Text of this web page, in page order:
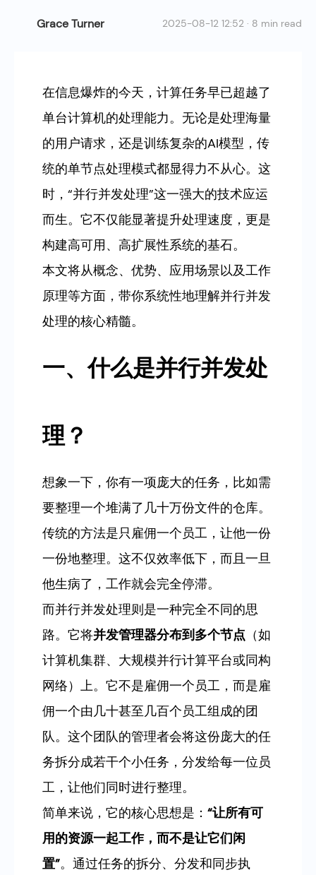
Grace Turner 2025-08-12 12:52 · 8 min read
在信息爆炸的今天，计算任务早已超越了
单台计算机的处理能力。无论是处理海量
的用户请求，还是训练复杂的AI模型，传
统的单节点处理模式都显得力不从心。这
时，“并行并发处理”这一强大的技术应运
而生。它不仅能显著提升处理速度，更是
构建高可用、高扩展性系统的基石。
本文将从概念、优势、应用场景以及工作
原理等方面，带你系统性地理解并行并发
处理的核心精髓。
一、什么是并行并发处
理？
想象一下，你有一项庞大的任务，比如需
要整理一个堆满了几十万份文件的仓库。
传统的方法是只雇佣一个员工，让他一份
一份地整理。这不仅效率低下，而且一旦
他生病了，工作就会完全停滞。
而并行并发处理则是一种完全不同的思
路。它将并发管理器分布到多个节点 （如
计算机集群、大规模并行计算平台或同构
网络）上。它不是雇佣一个员工，而是雇
佣一个由几十甚至几百个员工组成的团
队。这个团队的管理者会将这份庞大的任
务拆分成若干个小任务，分发给每一位员
工，让他们同时进行整理。
简单来说，它的核心思想是： “让所有可
用的资源一起工作，而不是让它们闲
置”。通过任务的拆分、分发和同步执